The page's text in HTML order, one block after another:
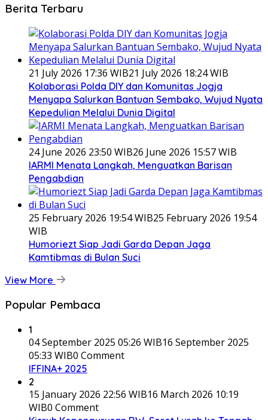
Berita Terbaru
21 July 2026 17:36 WIB21 July 2026 18:24 WIB
Kolaborasi Polda DIY dan Komunitas Jogja
Menyapa Salurkan Bantuan Sembako, Wujud Nyata
Kepedulian Melalui Dunia Digital
24 June 2026 23:50 WIB26 June 2026 15:57 WIB
IARMI Menata Langkah, Menguatkan Barisan
Pengabdian
25 February 2026 19:54 WIB25 February 2026 19:54
WIB
Humoriezt Siap Jadi Garda Depan Jaga
Kamtibmas di Bulan Suci
View More
Popular Pembaca
1
04 September 2025 05:26 WIB16 September 2025
05:33 WIB0 Comment
IFFINA+ 2025
2
15 January 2026 22:56 WIB16 March 2026 10:19
WIB0 Comment